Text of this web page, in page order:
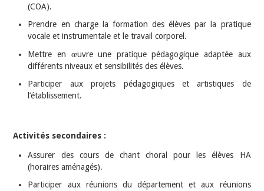
(COA).
Prendre en charge la formation des élèves par la pratique
vocale et instrumentale et le travail corporel.
Mettre en œuvre une pratique pédagogique adaptée aux
différents niveaux et sensibilités des élèves.
Participer aux projets pédagogiques et artistiques de
l’établissement.
Activités secondaires :
Assurer des cours de chant choral pour les élèves HA
(horaires aménagés).
Participer aux réunions du département et aux réunions